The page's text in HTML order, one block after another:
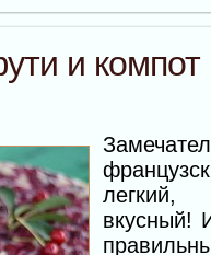
и
вкусный!